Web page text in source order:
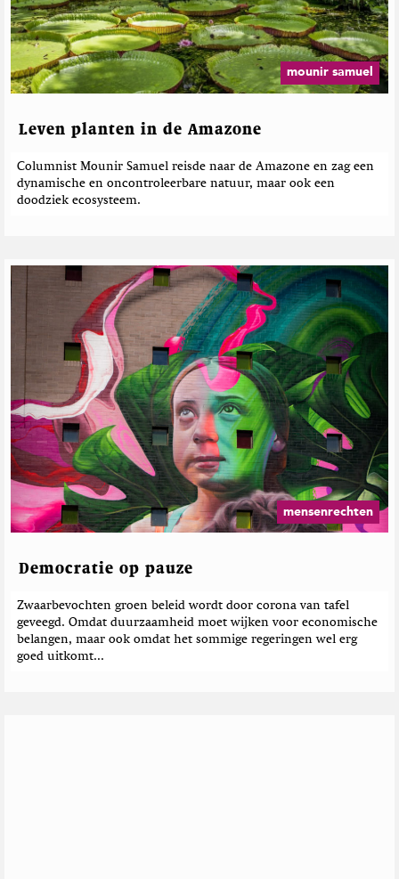
mounir samuel
Leven planten in de Amazone
Columnist Mounir Samuel reisde naar de Amazone en zag een
dynamische en oncontroleerbare natuur, maar ook een
doodziek ecosysteem.
mensenrechten
Democratie op pauze
Zwaarbevochten groen beleid wordt door corona van tafel
geveegd. Omdat duurzaamheid moet wijken voor economische
belangen, maar ook omdat het sommige regeringen wel erg
goed uitkomt...